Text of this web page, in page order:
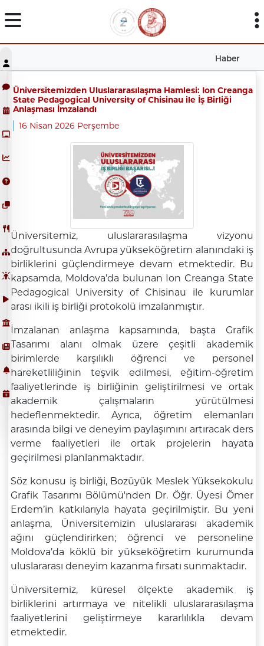
Haber
Üniversitemizden Uluslararasılaşma Hamlesi: Ion Creanga
State Pedagogical University of Chisinau ile İş Birliği
Anlaşması İmzalandı
16 Nisan 2026 Perşembe
Üniversitemiz, uluslararasılaşma vizyonu
doğrultusunda Avrupa yükseköğretim alanındaki iş
birliklerini güçlendirmeye devam etmektedir. Bu
kapsamda, Moldova’da bulunan Ion Creanga State
Pedagogical University of Chisinau ile kurumlar
arası ikili iş birliği protokolü imzalanmıştır.
İmzalanan anlaşma kapsamında, başta Grafik
Tasarımı alanı olmak üzere çeşitli akademik
birimlerde karşılıklı öğrenci ve personel
hareketliliğinin teşvik edilmesi, eğitim-öğretim
faaliyetlerinde iş birliğinin geliştirilmesi ve ortak
akademik çalışmaların yürütülmesi
hedeflenmektedir. Ayrıca, öğretim elemanları
arasında bilgi ve deneyim paylaşımını artıracak ders
verme faaliyetleri ile ortak projelerin hayata
geçirilmesi planlanmaktadır.
Söz konusu iş birliği, Bozüyük Meslek Yüksekokulu
Grafik Tasarımı Bölümü'nden Dr. Öğr. Üyesi Ömer
Erdem’in katkılarıyla hayata geçirilmiştir. Bu yeni
anlaşma, Üniversitemizin uluslararası akademik
ağını güçlendirirken; öğrenci ve personeline
Moldova’da köklü bir yükseköğretim kurumunda
uluslararası deneyim kazanma fırsatı sunmaktadır.
Üniversitemiz, küresel ölçekte akademik iş
birliklerini artırmaya ve nitelikli uluslararasılaşma
faaliyetlerini geliştirmeye kararlılıkla devam
etmektedir.